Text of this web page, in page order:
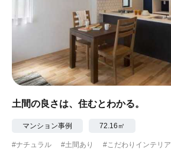
土間の良さは、住むとわかる。
マンション事例 72.16㎡
#ナチュラル #土間あり #こだわりインテリア